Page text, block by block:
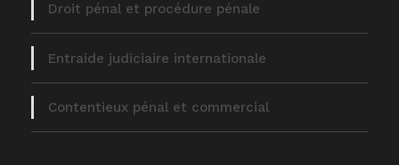
Droit pénal et procédure pénale
Entraide judiciaire internationale
Contentieux pénal et commercial